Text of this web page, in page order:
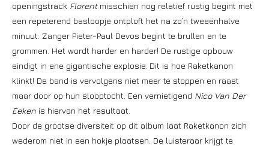
openingstrack Florentmisschien nog relatief rustig begint met
een repeterend basloopje ontploft het na zo’n tweeënhalve
minuut. Zanger Pieter-Paul Devos begint te brullen en te
grommen. Het wordt harder en harder! De rustige opbouw
eindigt in ene gigantische explosie. Dit is hoe Raketkanon
klinkt! De band is vervolgens niet meer te stoppen en raast
maar door op hun slooptocht. Een vernietigend Nico Van Der
Eeken is hiervan het resultaat.
Door de grootse diversiteit op dit album laat Raketkanon zich
wederom niet in een hokje plaatsen. De luisteraar krijgt te